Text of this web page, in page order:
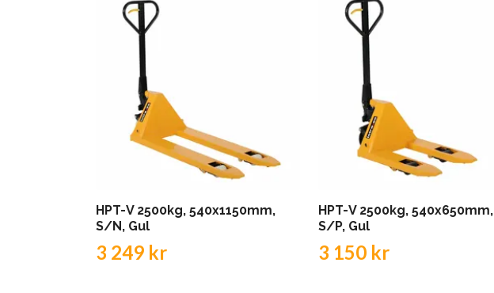
HPT-V 2500kg, 540x1150mm,
S/N, Gul
3 249 kr
HPT-V 2500kg, 540x650mm,
S/P, Gul
3 150 kr